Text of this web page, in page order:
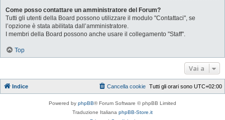
Come posso contattare un amministratore del Forum?
Tutti gli utenti della Board possono utilizzare il modulo "Contattaci", se
l’opzione è stata abilitata dall’amministratore.
I membri della Board possono anche usare il collegamento "Staff".
Top
Vai a
Indice Tutti gli orari sono UTC+02:00
Cancella cookie
Powered by phpBB® Forum Software © phpBB Limited
Traduzione Italiana phpBB-Store.it